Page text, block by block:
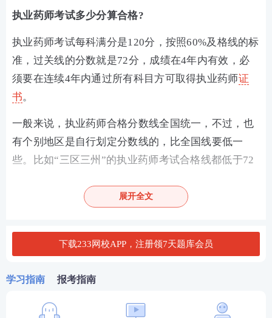
执业药师考试多少分算合格?
执业药师考试每科满分是120分，按照60%及格线的标
准，过关线的分数就是72分，成绩在4年内有效，必
须要在连续4年内通过所有科目方可取得执业药师证
书。
一般来说，执业药师合格分数线全国统一，不过，也
有个别地区是自行划定分数线的，比全国线要低一
些。比如“三区三州”的执业药师考试合格线都低于72
执业药师备考首选
备战药师你是否遇到同样的问题：考点晦涩难懂记不
专业老师学，快速吃透考点，姜雅，刘恩钊，仇牧等7
位行业大咖主讲，助你轻松上岸。
展开全文
下载233网校APP，注册领7天题库会员
学习指南 报考指南